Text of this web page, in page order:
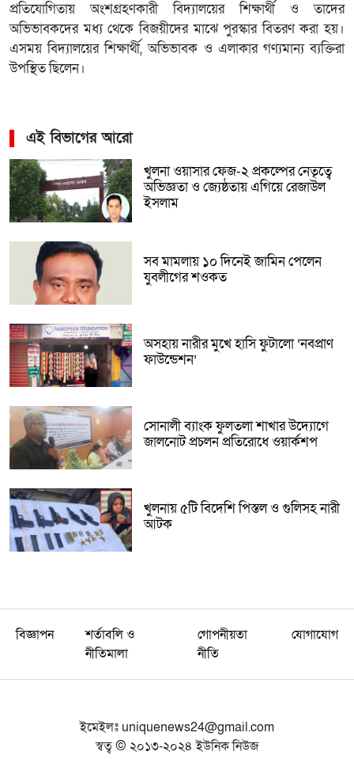
প্রতিযোগিতায় অংশগ্রহণকারী বিদ্যালয়ের শিক্ষার্থী ও তাদের
অভিভাবকদের মধ্য থেকে বিজয়ীদের মাঝে পুরস্কার বিতরণ করা হয়।
এসময় বিদ্যালয়ের শিক্ষার্থী, অভিভাবক ও এলাকার গণ্যমান্য ব্যক্তিরা
উপস্থিত ছিলেন।
এই বিভাগের আরো
খুলনা ওয়াসার ফেজ-২ প্রকল্পের নেতৃত্বে
অভিজ্ঞতা ও জ্যেষ্ঠতায় এগিয়ে রেজাউল
ইসলাম
সব মামলায় ১০ দিনেই জামিন পেলেন
যুবলীগের শওকত
অসহায় নারীর মুখে হাসি ফুটালো ‘নবপ্রাণ
ফাউন্ডেশন’
সোনালী ব্যাংক ফুলতলা শাখার উদ্যোগে
জালনোট প্রচলন প্রতিরোধে ওয়ার্কশপ
খুলনায় ৫টি বিদেশি পিস্তল ও গুলিসহ নারী
আটক
বিজ্ঞাপন
শর্তাবলি ও
নীতিমালা
গোপনীয়তা
নীতি
যোগাযোগ
ইমেইলঃ uniquenews24@gmail.com
স্বত্ব © ২০১৩-২০২৪ ইউনিক নিউজ